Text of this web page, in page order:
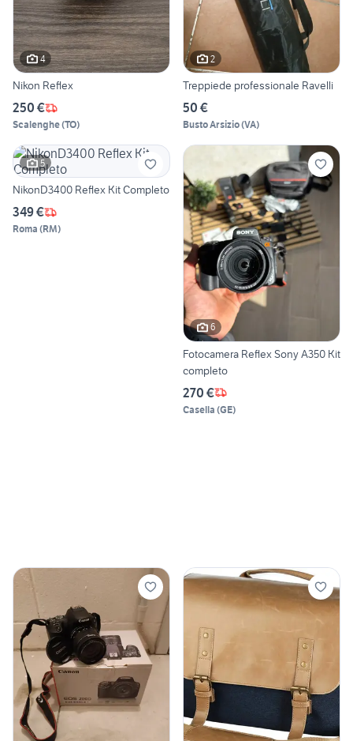
4
Nikon Reflex
250 €
Scalenghe(TO)
2
Treppiede professionale Ravelli
50 €
Busto Arsizio(VA)
5
NikonD3400 Reflex Kit Completo
349 €
Roma (RM)
6
Fotocamera Reflex Sony A350 Kit
completo
270 €
Casella (GE)